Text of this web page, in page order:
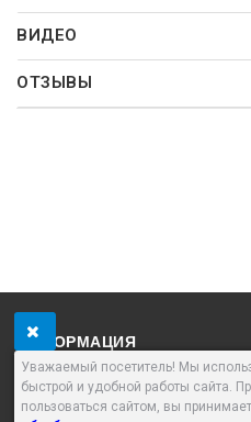
ВИДЕО
ОТЗЫВЫ
ИНФОРМАЦИЯ
ЛИЧНЫЙ КАБИНЕТ
ДОПОЛНИТЕЛЬНО
Уважаемый посетитель! Мы
быстрой и удобной работы сайта.
пользоваться сайтом, вы